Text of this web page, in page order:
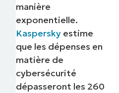
manière
exponentielle.
Kaspersky estime
que les dépenses en
matière de
cybersécurité
dépasseront les 260